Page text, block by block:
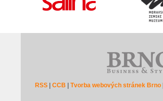
RSS| CCB Tvorba webových stránek Brno|